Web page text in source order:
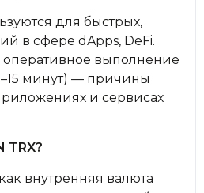
для быстрых,
в сфере dApps, DeFi.
выполнение
минут) — причины
и сервисах
TRX?
внутренняя валюта